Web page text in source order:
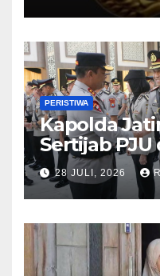
PERISTIWA
Kapolda
Sertijab PJU
Perkuat
Pelayanan
28 JULI, 2026